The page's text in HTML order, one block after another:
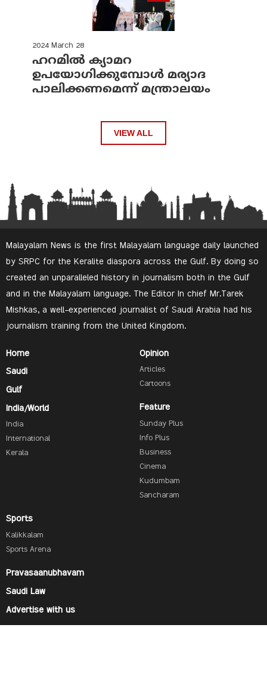
2024 March 28
ഹറമില്‍ ക്യാമറ
ഉപയോഗിക്കുമ്പോള്‍ മര്യാദ
പാലിക്കണമെന്ന് മന്ത്രാലയം
VIEW ALL
Malayalam News is the first Malayalam language daily launched
by SRPC for the Keralite diaspora across the Gulf. By doing so
created an unparalleled history in journalism both in the Gulf
and in the Malayalam language. The Editor In chief Mr.Tarek
Mishkas, a well-experienced journalist of Saudi Arabia had his
journalism training from the United Kingdom.
Home
Saudi
Gulf
India/World
India
International
Kerala
Opinion
Articles
Cartoons
Feature
Sunday Plus
Info Plus
Business
Cinema
Kudumbam
Sancharam
Sports
Kalikkalam
Sports Arena
Pravasaanubhavam
Saudi Law
Advertise with us